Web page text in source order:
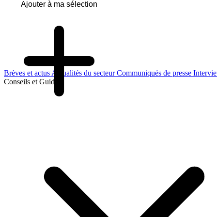
Brèves et actus Actualités du secteurCommuniqués de presse
Conseils et Guides
Ajouter à ma sélection